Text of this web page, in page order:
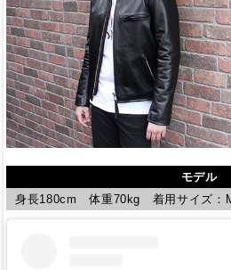
モデル
身長180cm 体重70kg 着用サイズ：M